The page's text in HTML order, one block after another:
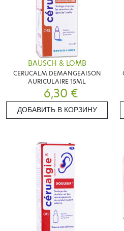
BAUSCH & LOMB
CERUCALM DEMANGEAISON
AURICULAIRE 15ML
6,30 €
ДОБАВИТЬ В КОРЗИНУ